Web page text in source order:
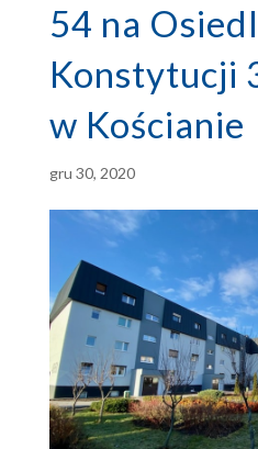
54 na
Konstytucji
w Kościanie
gru 30, 2020